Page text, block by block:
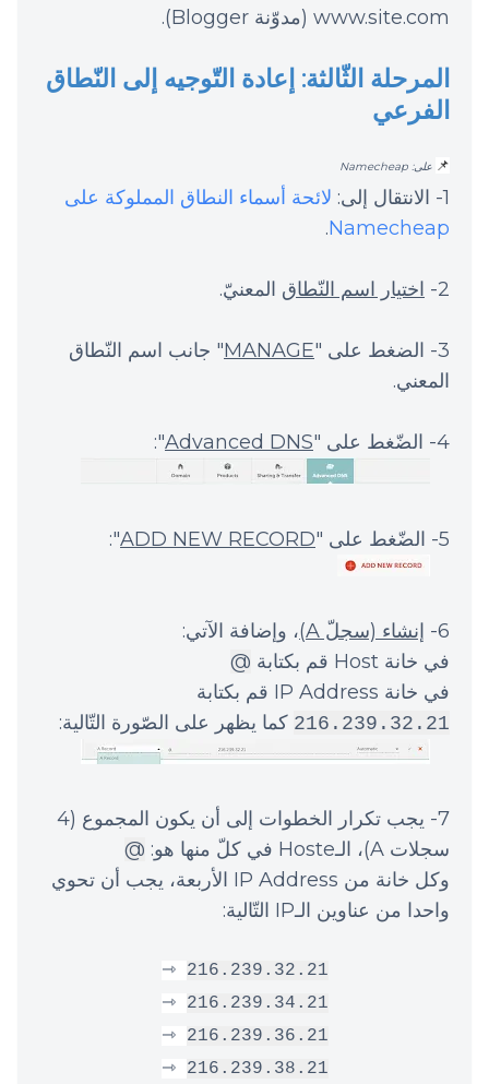
www.site.com (مدوّنة Blogger).
المرحلة الثّالثة: إعادة التّوجيه إلى النّطاق
الفرعي
📌 على: Namecheap
1- الانتقال إلى:
لائحة أسماء النطاق المملوكة على
Namecheap
.
2- اختيار اسم النّطاق المعنيّ.
3- الضغط على " MANAGE" جانب اسم النّطاق
المعني.
4- الضّغط على " Advanced DNS
":
5- الضّغط على " ADD NEW RECORD
":
6- إنشاء (سجلّ A)
، وإضافة الآتي:
في خانة Host قم بكتابة
@
في خانة IP Address قم بكتابة
216.239.32.21 كما يظهر على الصّورة التّالية:
7- يجب تكرار الخطوات إلى أن يكون المجموع (4
سجلات A)، الـHoste في كلّ منها هو:
@
وكل خانة من IP Address الأربعة، يجب أن تحوي
واحدا من عناوين الـIP التّالية:
216.239.32.21
⇾
216.239.34.21
⇾
216.239.36.21
⇾
216.239.38.21
⇾